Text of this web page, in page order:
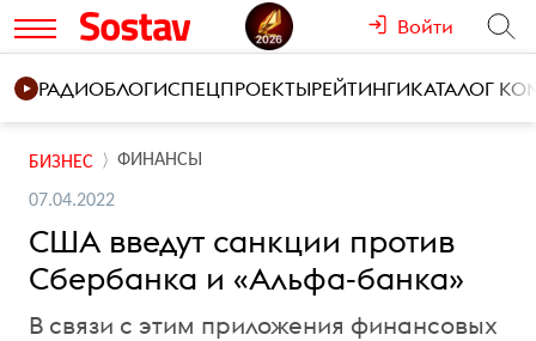
Войти
РАДИОБЛОГИСПЕЦПРОЕКТЫРЕЙТИНГИКАТАЛОГ
БИЗНЕС ФИНАНСЫ
07.04.2022
США введут санкции против
Сбербанка и «Альфа-банка»
В связи с этим приложения финансовых